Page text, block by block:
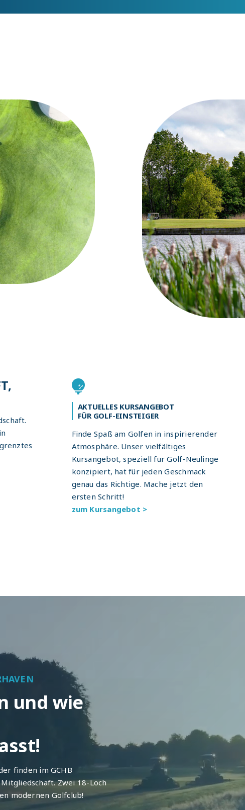
AKTUELLES KURSANGEBOT
FÜR GOLF-EINSTEIGER
Finde Spaß am Golfen in inspirierender
Atmosphäre. Unser vielfältiges
Kursangebot, speziell für Golf-Neulinge
konzipiert, hat für jeden Geschmack
genau das Richtige. Mache jetzt den
ersten Schritt!
zum Kursangebot >
und wie
finden im GCHB
Zwei 18-Loch
modernen Golfclub!